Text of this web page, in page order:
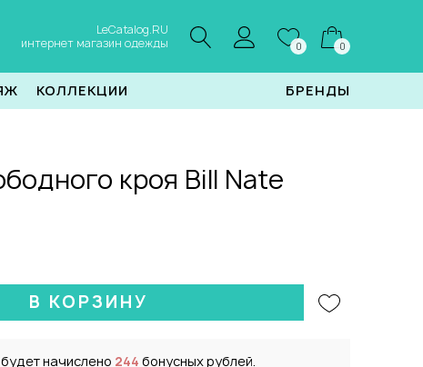
LeCatalog.RU
интернет магазин одежды
0 0
КОЛЛЕКЦИИ БРЕНДЫ
кроя Bill Nate
В КОРЗИНУ
начислено 244 бонусных рублей.